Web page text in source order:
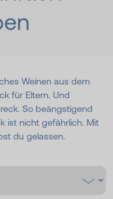
Weinen aus dem
für Eltern. Und
So beängstigend
ist nicht gefährlich. Mit
du gelassen.